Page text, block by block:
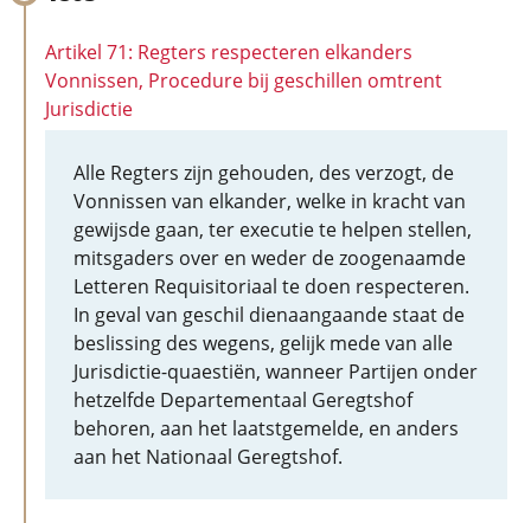
Artikel 71: Regters respecteren elkanders
Vonnissen, Procedure bij geschillen omtrent
Jurisdictie
Alle Regters zijn gehouden, des verzogt, de
Vonnissen van elkander, welke in kracht van
gewijsde gaan, ter executie te helpen stellen,
mitsgaders over en weder de zoogenaamde
Letteren Requisitoriaal te doen respecteren.
In geval van geschil dienaangaande staat de
beslissing des wegens, gelijk mede van alle
Jurisdictie-quaestiën, wanneer Partijen onder
hetzelfde Departementaal Geregtshof
behoren, aan het laatstgemelde, en anders
aan het Nationaal Geregtshof.